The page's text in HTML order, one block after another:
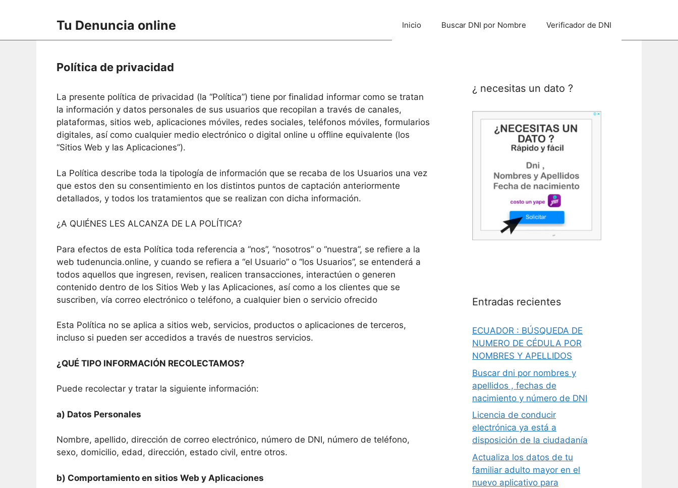
Tu Denuncia online Inicio Buscar DNI por Nombre Verificador de DNI
Política de privacidad
La presente política de privacidad (la “Política”) tiene por finalidad informar como se tratan
la información y datos personales de sus usuarios que recopilan a través de canales,
plataformas, sitios web, aplicaciones móviles, redes sociales, teléfonos móviles, formularios
digitales, así como cualquier medio electrónico o digital online u offline equivalente (los
“Sitios Web y las Aplicaciones”).
La Política describe toda la tipología de información que se recaba de los Usuarios una vez
que estos den su consentimiento en los distintos puntos de captación anteriormente
detallados, y todos los tratamientos que se realizan con dicha información.
¿A QUIÉNES LES ALCANZA DE LA POLÍTICA?
Para efectos de esta Política toda referencia a “nos”, “nosotros” o “nuestra”, se refiere a la
web tudenuncia.online, y cuando se refiera a “el Usuario” o “los Usuarios”, se entenderá a
todos aquellos que ingresen, revisen, realicen transacciones, interactúen o generen
contenido dentro de los Sitios Web y las Aplicaciones, así como a los clientes que se
suscriben, vía correo electrónico o teléfono, a cualquier bien o servicio ofrecido
Esta Política no se aplica a sitios web, servicios, productos o aplicaciones de terceros,
incluso si pueden ser accedidos a través de nuestros servicios.
¿QUÉ TIPO INFORMACIÓN RECOLECTAMOS?
Puede recolectar y tratar la siguiente información:
a) Datos Personales
Nombre, apellido, dirección de correo electrónico, número de DNI, número de teléfono,
sexo, domicilio, edad, dirección, estado civil, entre otros.
b) Comportamiento en sitios Web y Aplicaciones
¿ necesitas un dato ?
Entradas recientes
ECUADOR : BÚSQUEDA DE
NUMERO DE CÉDULA POR
NOMBRES Y APELLIDOS
Buscar dni por nombres y
apellidos , fechas de
nacimiento y número de DNI
Licencia de conducir
electrónica ya está a
disposición de la ciudadanía
Actualiza los datos de tu
familiar adulto mayor en el
nuevo aplicativo para